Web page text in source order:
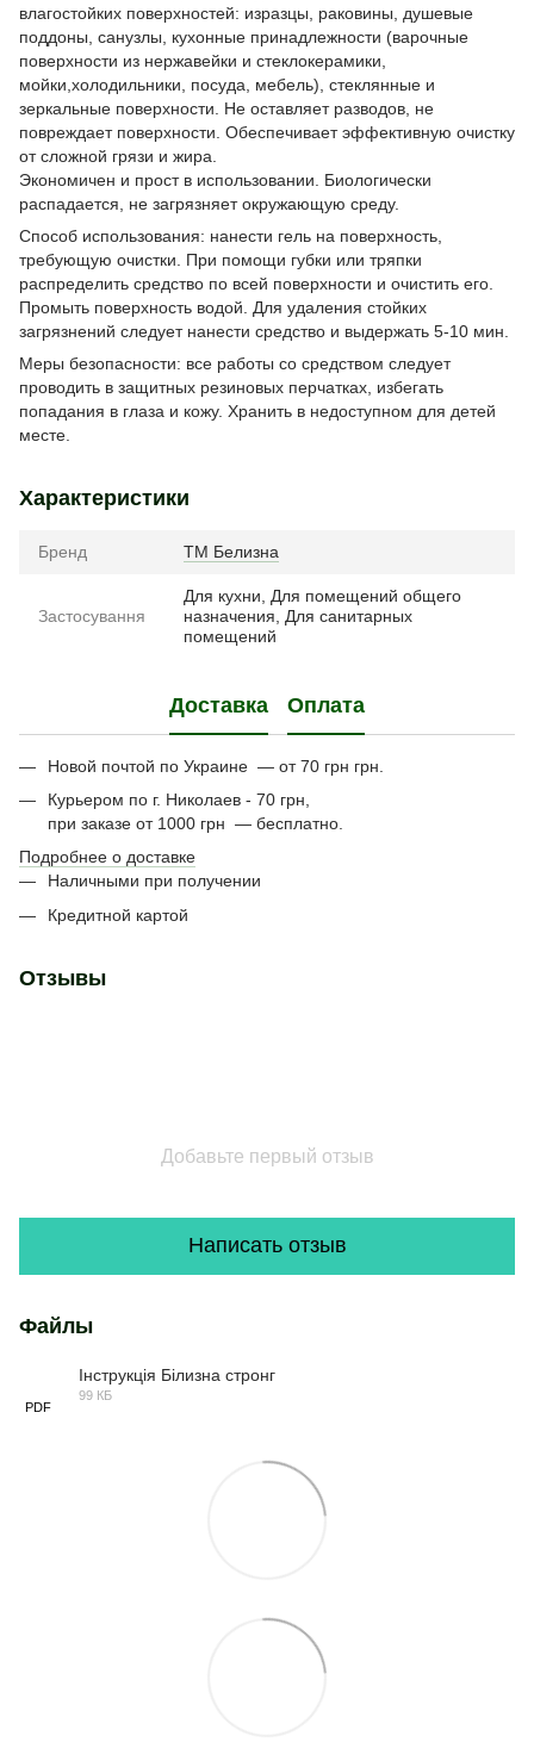
влагостойких поверхностей: изразцы, раковины, душевые
поддоны, санузлы, кухонные принадлежности (варочные
поверхности из нержавейки и стеклокерамики,
мойки,холодильники, посуда, мебель), стеклянные и
зеркальные поверхности. Не оставляет разводов, не
повреждает поверхности. Обеспечивает эффективную очистку
от сложной грязи и жира.
Экономичен и прост в использовании. Биологически
распадается, не загрязняет окружающую среду.
Способ использования: нанести гель на поверхность,
требующую очистки. При помощи губки или тряпки
распределить средство по всей поверхности и очистить его.
Промыть поверхность водой. Для удаления стойких
загрязнений следует нанести средство и выдержать 5-10 мин.
Меры безопасности: все работы со средством следует
проводить в защитных резиновых перчатках, избегать
попадания в глаза и кожу. Хранить в недоступном для детей
месте.
Характеристики
Бренд ТМ Белизна
Застосування
Для кухни, Для помещений общего
назначения, Для санитарных
помещений
Доставка Оплата
Новой почтой по Украине — от 70 грн грн.
Курьером по г. Николаев - 70 грн,
при заказе от 1000 грн — бесплатно.
Подробнее о доставке
Наличными при получении
Кредитной картой
Отзывы
Добавьте первый отзыв
Написать отзыв
Файлы
PDF
Інструкція Білизна стронг
99 КБ